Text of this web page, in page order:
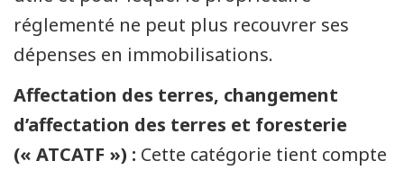
réglementé ne peut plus recouvrer ses
dépenses en immobilisations.
Affectation des terres, changement
d’affectation des terres et foresterie
(« ATCATF ») : Cette catégorie tient compte